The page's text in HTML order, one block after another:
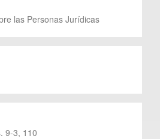
las Personas Jurídicas
9-3, 110